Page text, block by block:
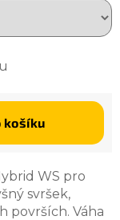
košíku
WS pro
svršek,
površích. Váha